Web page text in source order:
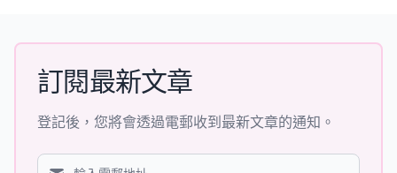
訂閱最新文章
登記後，您將會透過電郵收到最新文章的通知。